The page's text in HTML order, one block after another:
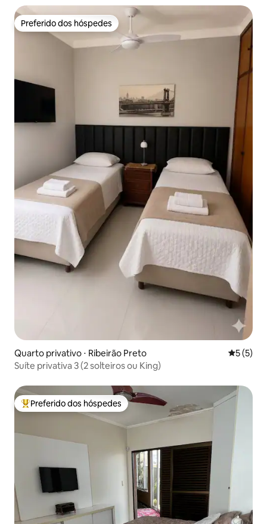
Preferido dos hóspedes
Preferido dos hóspedes
Quarto privativo ⋅ Ribeirão Preto 5 de
5 (5)
Suíte privativa 3 (2 solteiros ou King)
Entre os melhores preferidos dos hóspedes
Preferido dos hóspedes